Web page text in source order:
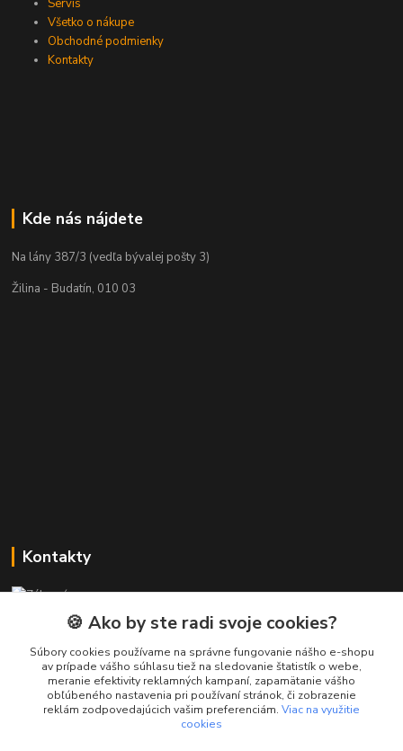
Servis
Všetko o nákupe
Obchodné podmienky
Kontakty
Kde nás nájdete
Na lány 387/3 (vedľa bývalej pošty 3)
Žilina - Budatín, 010 03
Kontakty
+421 911 010 560
Po-Pia, 13-17 hod.
info@presmartfon.sk
🍪 Ako by ste radi svoje cookies?
Súbory cookies používame na správne fungovanie nášho e-shopu
av prípade vášho súhlasu tiež na sledovanie štatistík o webe,
meranie efektivity reklamných kampaní, zapamätanie vášho
obľúbeného nastavenia pri používaní stránok, či zobrazenie
reklám zodpovedajúcich vašim preferenciám. Viac na využitie
cookies